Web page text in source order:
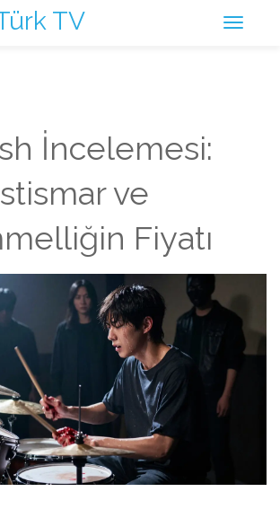
TV
İncelemesi:
ve
Fiyatı